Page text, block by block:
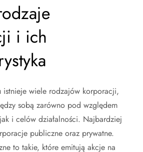
i ich
istnieje wiele rodzajów korporacji,
sobą zarówno pod względem
i celów działalności. Najbardziej
publiczne oraz prywatne.
to takie, które emitują akcje na